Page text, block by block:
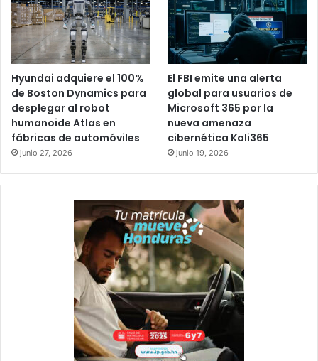
Hyundai adquiere el 100%
de Boston Dynamics para
desplegar al robot
humanoide Atlas en
fábricas de automóviles
junio 27, 2026
El FBI emite una alerta
global para usuarios de
Microsoft 365 por la
nueva amenaza
cibernética Kali365
junio 19, 2026